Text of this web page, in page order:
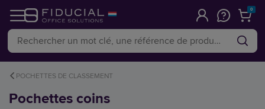
0
POCHETTES DE CLASSEMENT
Pochettes coins